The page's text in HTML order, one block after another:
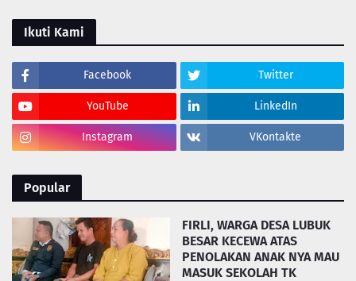
Ikuti Kami
Facebook Twitter
YouTube LinkedIn
Instagram VKontakte
Popular
FIRLI, WARGA DESA LUBUK
BESAR KECEWA ATAS
PENOLAKAN ANAK NYA MAU
MASUK SEKOLAH TK